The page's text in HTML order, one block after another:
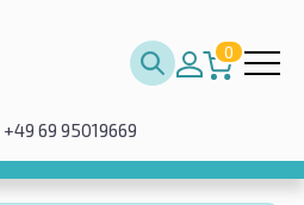
0
69 95019669